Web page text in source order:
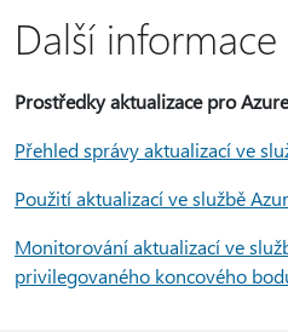
Další informace
Prostředky aktualizace pro
Přehled správy aktualizací ve
Použití aktualizací ve službě
Monitorování aktualizací ve
privilegovaného koncového